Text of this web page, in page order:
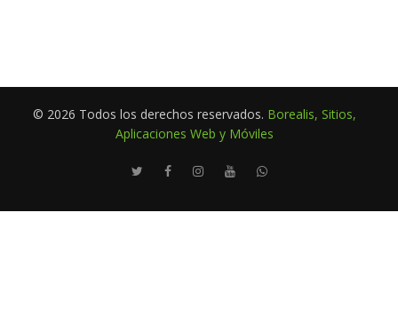
© 2026 Todos los derechos reservados. Borealis, Sitios,
Aplicaciones Web y Móviles